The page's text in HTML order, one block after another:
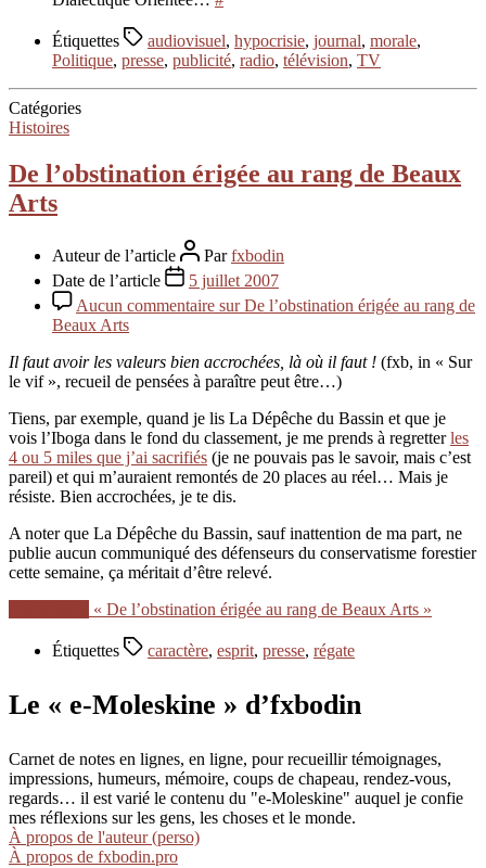
Étiquettes audiovisuel, hypocrisie, journal, morale,
Politique, presse, publicité, radio, télévision, TV
Catégories
Histoires
De l’obstination érigée au rang de Beaux
Arts
Auteur de l’article Parfxbodin
Date de l’article
5 juillet 2007
Aucun commentaire sur De l’obstination érigée au rang de
Beaux Arts
Il faut avoir les valeurs bien accrochées, là où il faut ! (fxb, in « Sur
le vif », recueil de pensées à paraître peut être…)
Tiens, par exemple, quand je lis La Dépêche du Bassin et que je
vois l’Iboga dans le fond du classement, je me prends à regretterles
4 ou 5 miles que j’ai sacrifiés (je ne pouvais pas le savoir, mais c’est
pareil) et qui m’auraient remontés de 20 places au réel… Mais je
résiste. Bien accrochées, je te dis.
A noter que La Dépêche du Bassin, sauf inattention de ma part, ne
publie aucun communiqué des défenseurs du conservatisme forestier
cette semaine, ça méritait d’être relevé.
« De l’obstination érigée au rang de Beaux Arts »
Étiquettes caractère, esprit, presse, régate
Le « e-Moleskine » d’fxbodin
Carnet de notes en lignes, en ligne, pour recueillir témoignages,
impressions, humeurs, mémoire, coups de chapeau, rendez-vous,
regards… il est varié le contenu du "e-Moleskine" auquel je confie
mes réflexions sur les gens, les choses et le monde.
À propos de l'auteur (perso)
À propos de fxbodin.pro